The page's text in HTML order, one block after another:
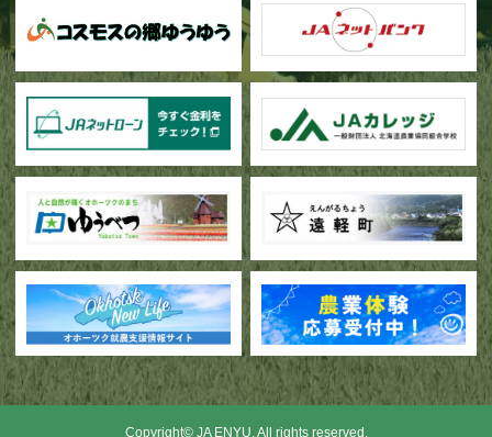
Copyright© JA ENYU. All rights reserved.